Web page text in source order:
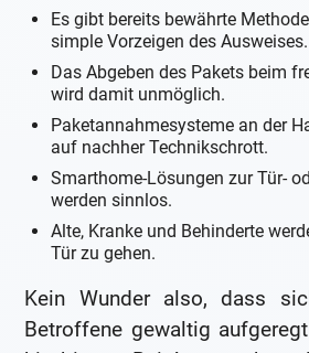
Es gibt bereits bewährte
simple Vorzeigen des Ausweises.
Das Abgeben des Pakets beim
wird damit unmöglich.
Paketannahmesysteme an der
auf nachher Technikschrott.
Smarthome-Lösungen zur Tür-
werden sinnlos.
Alte, Kranke und Behinderte
Tür zu gehen.
Kein Wunder also, dass
Betroffene gewaltig